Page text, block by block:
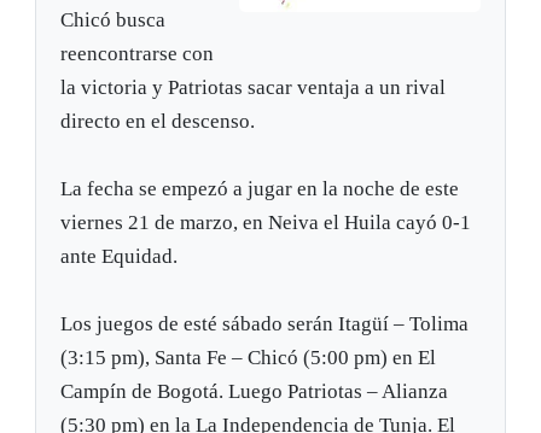
Chicó busca
reencontrarse con
la victoria y Patriotas sacar ventaja a un rival
directo en el descenso.
La fecha se empezó a jugar en la noche de este
viernes 21 de marzo, en Neiva el Huila cayó 0-1
ante Equidad.
Los juegos de esté sábado serán Itagüí – Tolima
(3:15 pm), Santa Fe – Chicó (5:00 pm) en El
Campín de Bogotá. Luego Patriotas – Alianza
(5:30 pm) en la La Independencia de Tunja. El